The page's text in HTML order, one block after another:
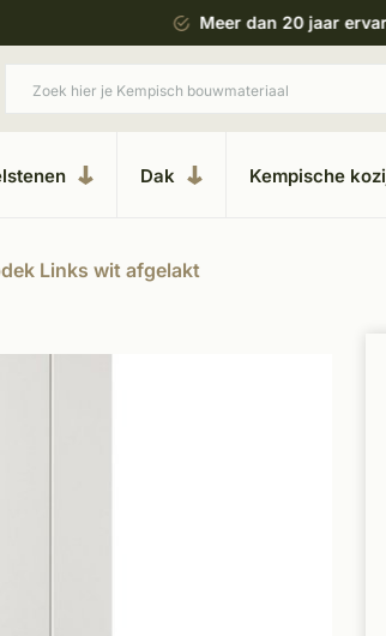
Uitgebreide showroom
Dak Kempische
Links wit afgelakt